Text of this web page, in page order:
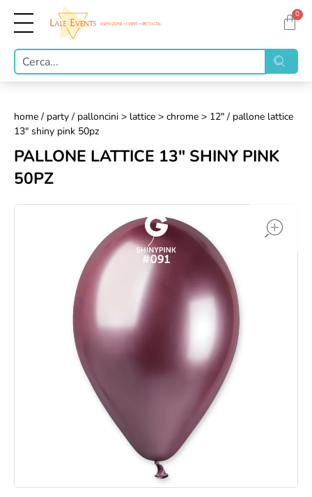
0
home / party / palloncini > lattice > chrome > 12" / pallone lattice
13" shiny pink 50pz
PALLONE LATTICE 13" SHINY PINK
50PZ